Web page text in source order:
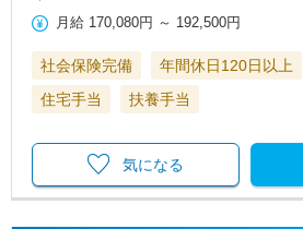
月給 170,080円 ～ 192,500円
社会保険完備 年間休日120日以上
住宅手当
扶養手当
気になる